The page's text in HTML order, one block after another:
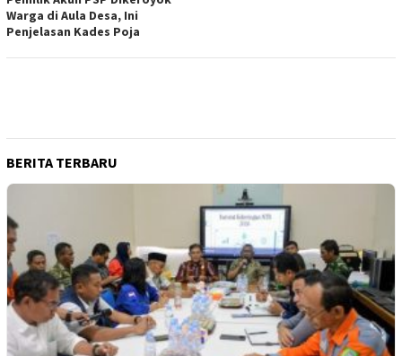
Warga di Aula Desa, Ini
Penjelasan Kades Poja
BERITA TERBARU